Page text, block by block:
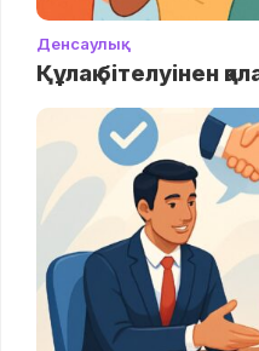
Денсаулық
Құлақ бітелуінен